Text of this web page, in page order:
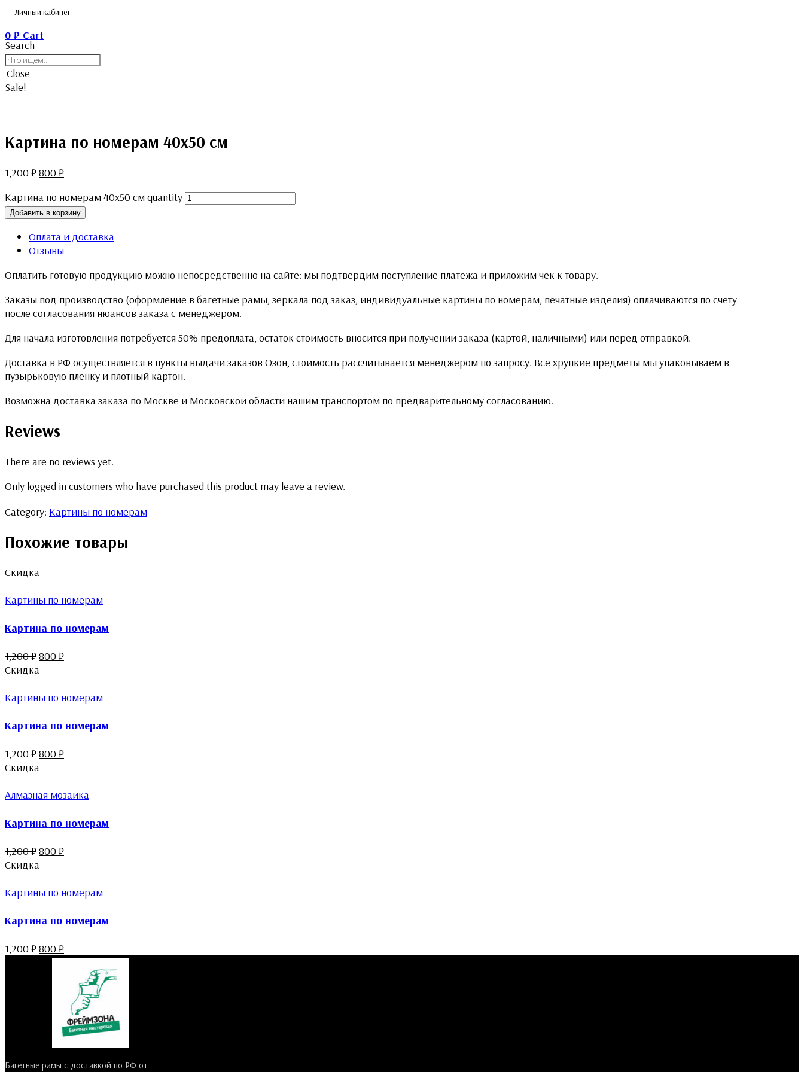
Личный кабинет
0 ₽ Cart
Search
Close
Sale!
Картина по номерам 40х50 см
1,200₽800 ₽
Картина по номерам 40х50 см quantity
Добавить в корзину
Оплата и доставка
Отзывы
Оплатить готовую продукцию можно непосредственно на сайте: мы подтвердим поступление платежа и приложим чек к товару.
Заказы под производство (оформление в багетные рамы, зеркала под заказ, индивидуальные картины по номерам, печатные изделия) оплачиваются по счету
после согласования нюансов заказа с менеджером.
Для начала изготовления потребуется 50% предоплата, остаток стоимость вносится при получении заказа (картой, наличными) или перед отправкой.
Доставка в РФ осуществляется в пункты выдачи заказов Озон, стоимость рассчитывается менеджером по запросу. Все хрупкие предметы мы упаковываем в
пузырьковую пленку и плотный картон.
Возможна доставка заказа по Москве и Московской области нашим транспортом по предварительному согласованию.
Reviews
There are no reviews yet.
Only logged in customers who have purchased this product may leave a review.
Category: Картины по номерам
Похожие товары
Скидка
Картины по номерам
Картина по номерам
1,200₽800 ₽
Скидка
Картины по номерам
Картина по номерам
1,200₽800 ₽
Скидка
Алмазная мозаика
Картина по номерам
1,200₽800 ₽
Скидка
Картины по номерам
Картина по номерам
1,200₽800 ₽
Багетные рамы с доставкой по РФ от